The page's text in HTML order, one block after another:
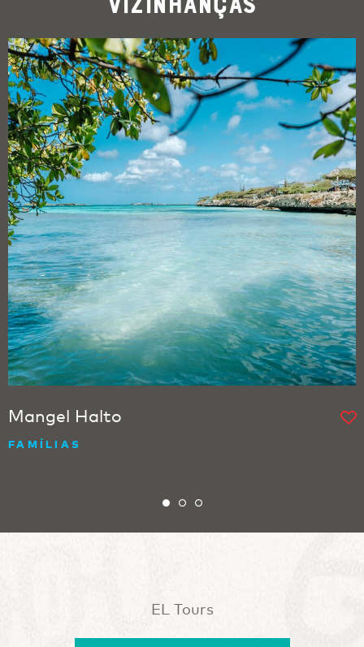
Mangel Halto
FAMÍLIAS
EL Tours